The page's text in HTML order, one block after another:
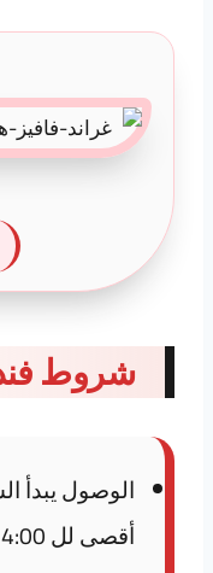
شروط
أقصى لل 14:00.